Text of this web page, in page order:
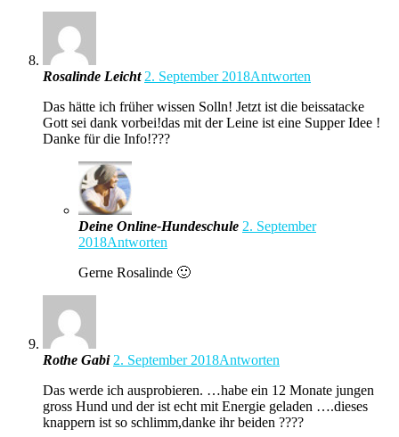
Rosalinde Leicht 2. September 2018Antworten
Das hätte ich früher wissen Solln! Jetzt ist die beissatacke
Gott sei dank vorbei!das mit der Leine ist eine Supper Idee !
Danke für die Info!???
Deine Online-Hundeschule 2. September
2018Antworten
Gerne Rosalinde 🙂
Rothe Gabi 2. September 2018Antworten
Das werde ich ausprobieren. …habe ein 12 Monate jungen
gross Hund und der ist echt mit Energie geladen ….dieses
knappern ist so schlimm,danke ihr beiden ????